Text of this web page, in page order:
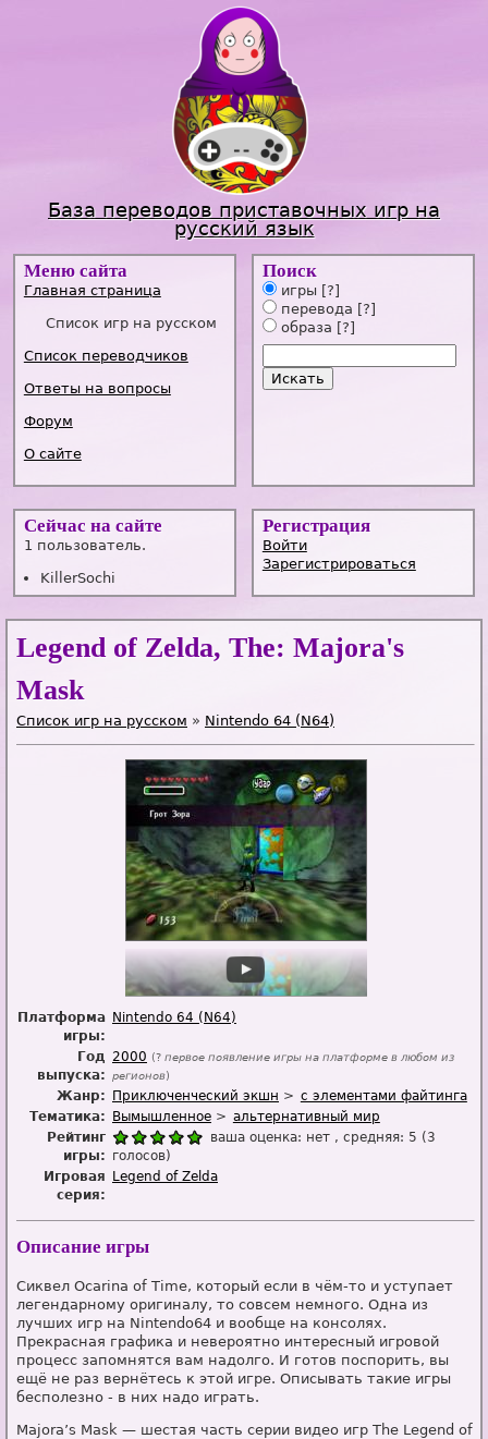
Jump to navigation
База переводов приставочных игр на
русский язык
Меню сайта
Главная страница
Список игр на русском
Список переводчиков
Ответы на вопросы
Форум
О сайте
Поиск
игры [?]
перевода [?]
образа [?]
Сейчас на сайте
1 пользователь.
KillerSochi
Регистрация
Войти
Зарегистрироваться
Legend of Zelda, The: Majora's
Mask
Список игр на русском » Nintendo 64 (N64)
Платформа
игры:
Nintendo 64 (N64)
Год
выпуска:
2000 (? первое появление игры на платформе в любом из
регионов)
Жанр: Приключенческий экшн
с элементами файтинга
Тематика:
Вымышленное
альтернативный мир
Рейтинг
игры:
ваша оценка: нет , средняя: 5 ( 3
голосов)
Игровая
серия:
Legend of Zelda
Описание игры
Сиквел Ocarina of Time, который если в чём-то и уступает
легендарному оригиналу, то совсем немного. Одна из
лучших игр на Nintendo64 и вообще на консолях.
Прекрасная графика и невероятно интересный игровой
процесс запомнятся вам надолго. И готов поспорить, вы
ещё не раз вернётесь к этой игре. Описывать такие игры
бесполезно - в них надо играть.
Majora’s Mask — шестая часть серии видео игр The Legend of